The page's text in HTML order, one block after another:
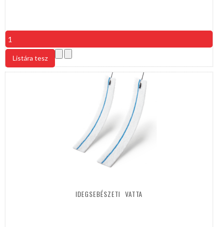
IDEGSEBÉSZETI VATTA